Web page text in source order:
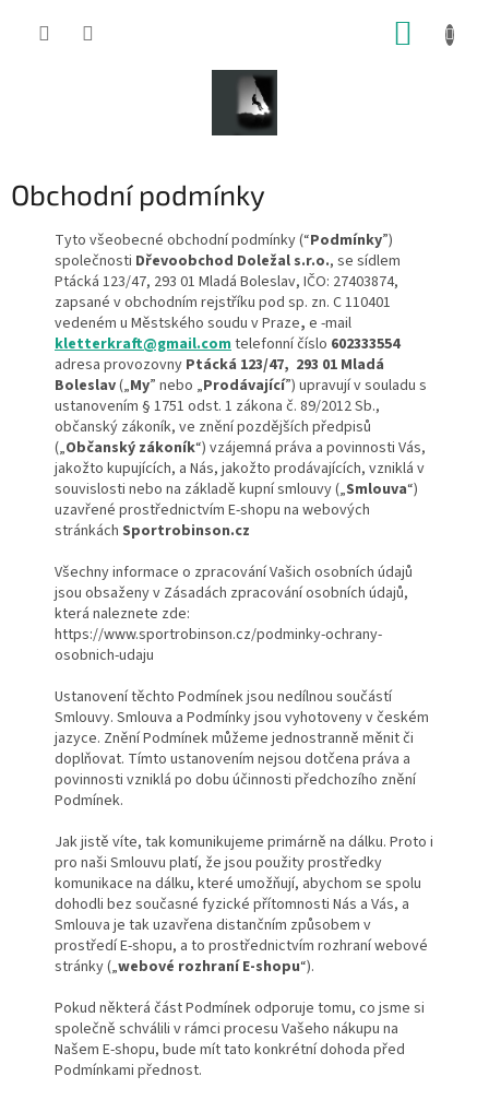
Obchodní podmínky
Tyto všeobecné obchodní podmínky (“Podmínky”)
společnosti Dřevoobchod Doležal s.r.o., se sídlem
Ptácká 123/47, 293 01 Mladá Boleslav, IČO: 27403874,
zapsané v obchodním rejstříku pod sp. zn. C 110401
vedeném u Městského soudu v Praze, e -mail
kletterkraft@gmail.comtelefonní číslo 602333554
adresa provozovny Ptácká 123/47, 293 01 Mladá
Boleslav(„My” nebo „Prodávající”) upravují v souladu s
ustanovením § 1751 odst. 1 zákona č. 89/2012 Sb.,
občanský zákoník, ve znění pozdějších předpisů
(„Občanský zákoník“) vzájemná práva a povinnosti Vás,
jakožto kupujících, a Nás, jakožto prodávajících, vzniklá v
souvislosti nebo na základě kupní smlouvy („Smlouva“)
uzavřené prostřednictvím E-shopu na webových
stránkách Sportrobinson.cz
Všechny informace o zpracování Vašich osobních údajů
jsou obsaženy v Zásadách zpracování osobních údajů,
která naleznete zde:
https://www.sportrobinson.cz/podminky-ochrany-
osobnich-udaju
Ustanovení těchto Podmínek jsou nedílnou součástí
Smlouvy. Smlouva a Podmínky jsou vyhotoveny v českém
jazyce. Znění Podmínek můžeme jednostranně měnit či
doplňovat. Tímto ustanovením nejsou dotčena práva a
povinnosti vzniklá po dobu účinnosti předchozího znění
Podmínek.
Jak jistě víte, tak komunikujeme primárně na dálku. Proto i
pro naši Smlouvu platí, že jsou použity prostředky
komunikace na dálku, které umožňují, abychom se spolu
dohodli bez současné fyzické přítomnosti Nás a Vás, a
Smlouva je tak uzavřena distančním způsobem v
prostředí E-shopu, a to prostřednictvím rozhraní webové
stránky („webové rozhraní E-shopu“).
Pokud některá část Podmínek odporuje tomu, co jsme si
společně schválili v rámci procesu Vašeho nákupu na
Našem E-shopu, bude mít tato konkrétní dohoda před
Podmínkami přednost.